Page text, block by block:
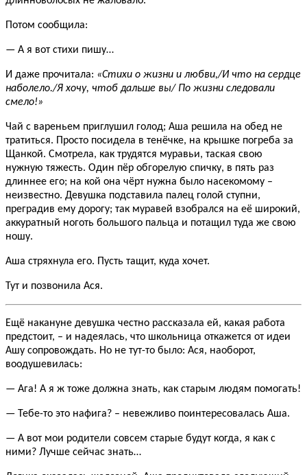
Потом сообщила:
— А я вот стихи пишу…
И даже прочитала: «Стихи о жизни и любви,/И что на сердце
наболело./Я хочу, чтоб дальше вы/ По жизни следовали
смело!»
Чай с вареньем приглушил голод; Аша решила на обед не
тратиться. Просто посидела в тенёчке, на крышке погреба за
Щанкой. Смотрела, как трудятся муравьи, таская свою
нужную тяжесть. Один пёр обгорелую спичку, в пять раз
длиннее его; на кой она чёрт нужна было насекомому –
неизвестно. Девушка подставила палец голой ступни,
преградив ему дорогу; так муравей взобрался на её широкий,
аккуратный ноготь большого пальца и потащил туда же свою
ношу.
Аша стряхнула его. Пусть тащит, куда хочет.
Тут и позвонила Ася.
Ещё накануне девушка честно рассказала ей, какая работа
предстоит, – и надеялась, что школьница откажется от идеи
Ашу сопровождать. Но не тут-то было: Ася, наоборот,
воодушевилась:
— Ага! А я ж тоже должна знать, как старым людям помогать!
— Тебе-то это нафига? – невежливо поинтересовалась Аша.
— А вот мои родители совсем старые будут когда, я как с
ними? Лучше сейчас знать…